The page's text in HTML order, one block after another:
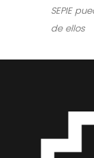
SEPIE
de ellos